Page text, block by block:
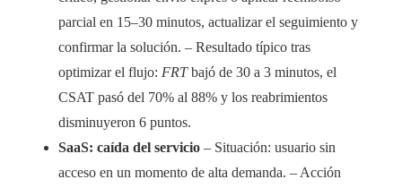
parcial en 15–30 minutos, actualizar el seguimiento y
confirmar la solución. – Resultado típico tras
optimizar el flujo: FRTbajó de 30 a 3 minutos, el
CSAT pasó del 70% al 88% y los reabrimientos
disminuyeron 6 puntos.
SaaS: caída del servicio – Situación: usuario sin
acceso en un momento de alta demanda. – Acción